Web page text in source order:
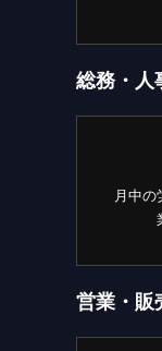
総務・人
月中の
営業・販